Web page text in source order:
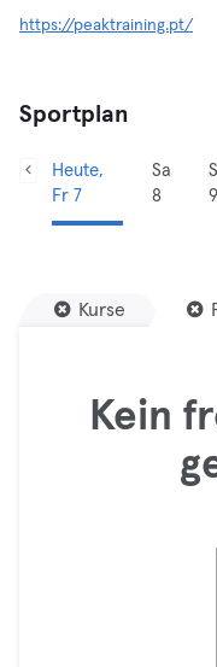
https://peaktraining.pt/
Sportplan
Heute,
Fr 7
Sa
8
9
Kurse
Kein